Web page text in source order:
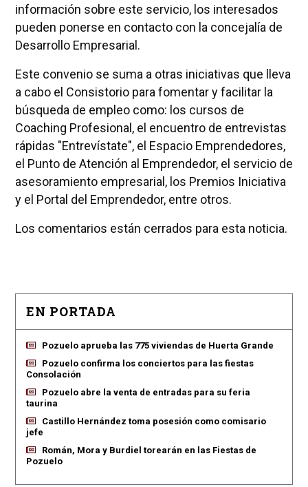
información sobre este servicio, los interesados
pueden ponerse en contacto con la concejalía de
Desarrollo Empresarial.
Este convenio se suma a otras iniciativas que lleva
a cabo el Consistorio para fomentar y facilitar la
búsqueda de empleo como: los cursos de
Coaching Profesional, el encuentro de entrevistas
rápidas "Entrevístate", el Espacio Emprendedores,
el Punto de Atención al Emprendedor, el servicio de
asesoramiento empresarial, los Premios Iniciativa
y el Portal del Emprendedor, entre otros.
Los comentarios están cerrados para esta noticia.
EN PORTADA
Pozuelo aprueba las 775 viviendas de Huerta Grande
Pozuelo confirma los conciertos para las fiestas
Consolación
Pozuelo abre la venta de entradas para su feria
taurina
Castillo Hernández toma posesión como comisario
jefe
Román, Mora y Burdiel torearán en las Fiestas de
Pozuelo